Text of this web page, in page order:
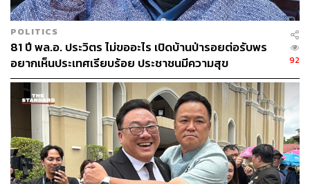
POLITICS
81 ปี พล.อ. ประวิตร ไม่ขออะไร เปิดบ้านป่ารอยต่อรับพร
อยากเห็นประเทศเรียบร้อย ประชาชนมีความสุข
92